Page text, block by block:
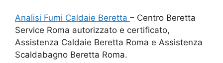
Analisi Fumi Caldaie Beretta – Centro Beretta
Service Roma autorizzato e certificato,
Assistenza Caldaie Beretta Roma e Assistenza
Scaldabagno Beretta Roma.